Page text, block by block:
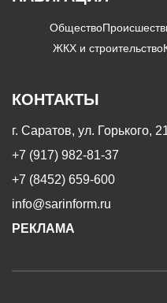
Общество
ЖКХ и строительство
КОНТАКТЫ
г. Саратов, ул. Горького,
+7 (917) 982-81-37
+7 (8452) 659-600
info@sarinform.ru
РЕКЛАМА